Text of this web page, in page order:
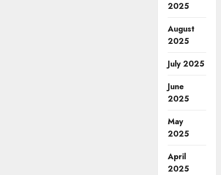
2025
August
2025
July 2025
June
2025
May
2025
April
2025